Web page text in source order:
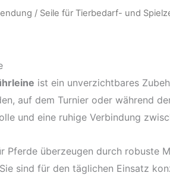
/ Seile für Tierbedarf- und
ist ein unverzichtbares
auf dem Turnier oder während
und eine ruhige Verbindung
Pferde überzeugen durch robuste
sind für den täglichen Einsatz